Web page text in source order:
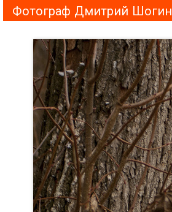
Фотограф Дмитрий Шогин